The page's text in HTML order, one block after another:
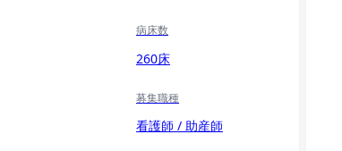
病床数
260床
募集職種
看護師 / 助産師